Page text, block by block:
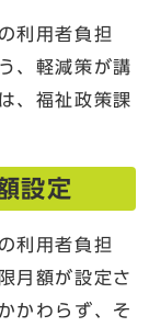
利用者負担
、軽減策が講
、福祉政策課
設定
利用者負担
月額が設定さ
かわらず、そ